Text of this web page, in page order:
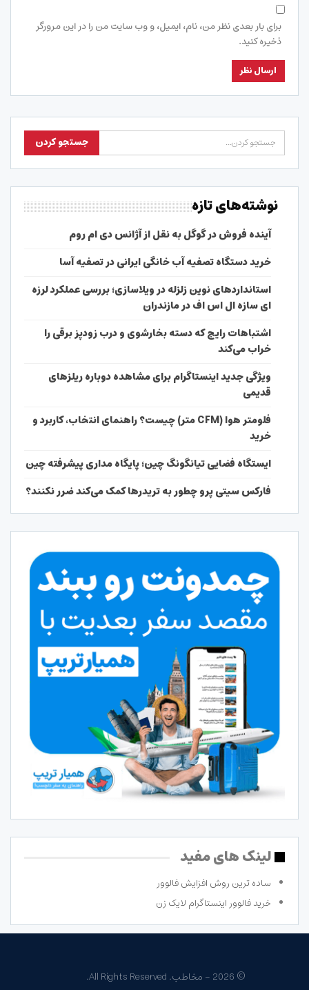
برای بار بعدی نظر من، نام، ایمیل، و وب سایت من را در این مرورگر
ذخیره کنید.
نوشته‌های تازه
آینده فروش در گوگل به نقل از آژانس دی ام روم
خرید دستگاه تصفیه آب خانگی ایرانی در تصفیه آسا
استانداردهای نوین زلزله در ویلاسازی؛ بررسی عملکرد لرزه
ای سازه ال اس اف در مازندران
اشتباهات رایج که دسته بخارشوی و درب زودپز برقی را
خراب می‌کند
ویژگی جدید اینستاگرام برای مشاهده دوباره ریلزهای
قدیمی
فلومتر هوا (CFM متر) چیست؟ راهنمای انتخاب، کاربرد و
خرید
ایستگاه فضایی تیانگونگ چین؛ پایگاه مداری پیشرفته چین
فارکس سیتی پرو چطور به تریدرها کمک می‌کند ضرر نکنند؟
لینک های مفید
ساده ترین روش افزایش فالوور
خرید فالوور اینستاگرام لایک زن
© 2026 - مخاطب. All Rights Reserved.